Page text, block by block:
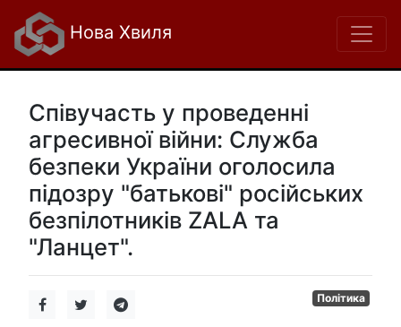
Нова Хвиля
Співучасть у проведенні
агресивної війни: Служба
безпеки України оголосила
підозру "батькові" російських
безпілотників ZALA та
"Ланцет".
Політика